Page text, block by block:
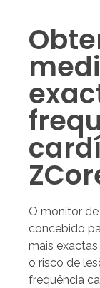
O monitor
concebido
mais
o risco de
frequência